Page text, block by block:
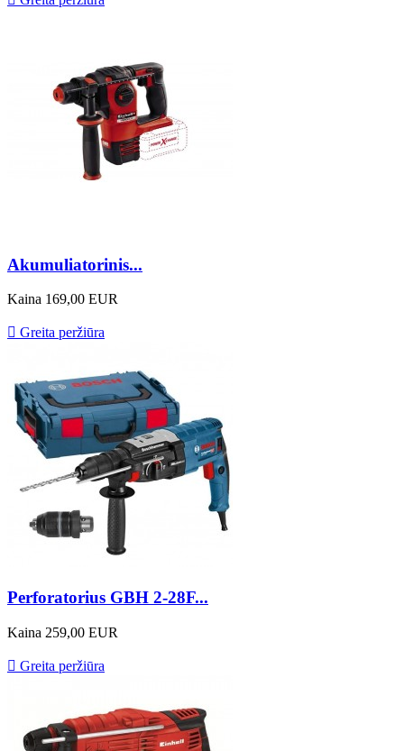
Akumuliatorinis...
Kaina 169,00 EUR
 Greita peržiūra
Perforatorius GBH 2-28F...
Kaina 259,00 EUR
 Greita peržiūra